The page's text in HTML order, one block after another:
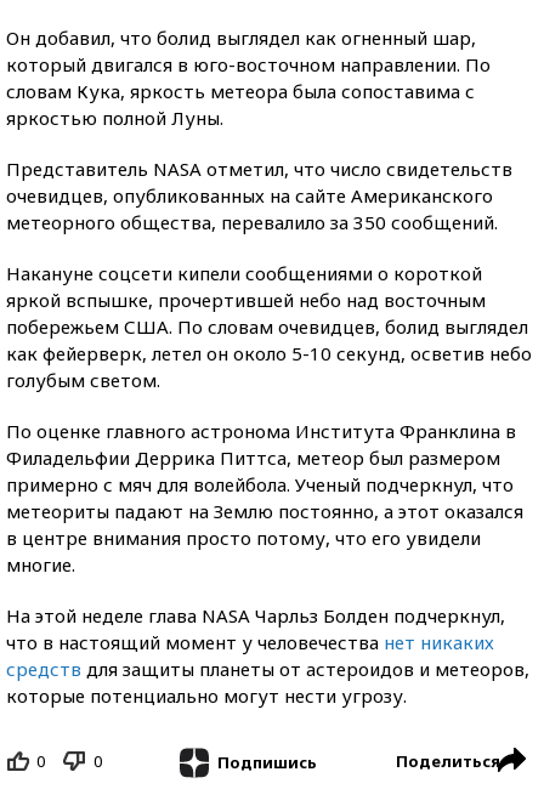
Он добавил, что болид выглядел как огненный шар,
который двигался в юго-восточном направлении. По
словам Кука, яркость метеора была сопоставима с
яркостью полной Луны.
Представитель NASA отметил, что число свидетельств
очевидцев, опубликованных на сайте Американского
метеорного общества, перевалило за 350 сообщений.
Накануне соцсети кипели сообщениями о короткой
яркой вспышке, прочертившей небо над восточным
побережьем США. По словам очевидцев, болид выглядел
как фейерверк, летел он около 5-10 секунд, осветив небо
голубым светом.
По оценке главного астронома Института Франклина в
Филадельфии Деррика Питтса, метеор был размером
примерно с мяч для волейбола. Ученый подчеркнул, что
метеориты падают на Землю постоянно, а этот оказался
в центре внимания просто потому, что его увидели
многие.
На этой неделе глава NASA Чарльз Болден подчеркнул,
что в настоящий момент у человечества нет никаких
средств для защиты планеты от астероидов и метеоров,
которые потенциально могут нести угрозу.
0 0 Подпишись Поделиться